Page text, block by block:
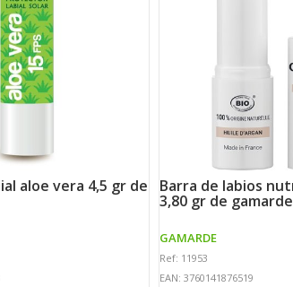
barra de labios nutrición intensa
3,80 gr de gamarde
GAMARDE
Ref: 11953
EAN: 3760141876519